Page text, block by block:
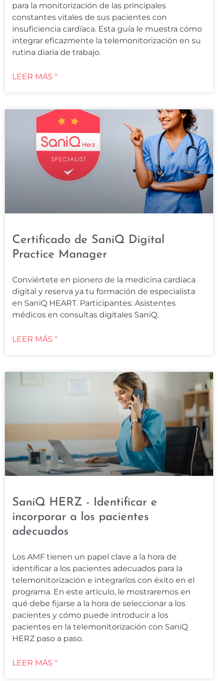
para la monitorización de las principales
constantes vitales de sus pacientes con
insuficiencia cardíaca. Esta guía le muestra cómo
integrar eficazmente la telemonitorización en su
rutina diaria de trabajo.
LEER MÁS "
Certificado de SaniQ Digital
Practice Manager
Conviértete en pionero de la medicina cardiaca
digital y reserva ya tu formación de especialista
en SaniQ HEART. Participantes: Asistentes
médicos en consultas digitales SaniQ.
LEER MÁS "
SaniQ HERZ - Identificar e
incorporar a los pacientes
adecuados
Los AMF tienen un papel clave a la hora de
identificar a los pacientes adecuados para la
telemonitorización e integrarlos con éxito en el
programa. En este artículo, le mostraremos en
qué debe fijarse a la hora de seleccionar a los
pacientes y cómo puede introducir a los
pacientes en la telemonitorización con SaniQ
HERZ paso a paso.
LEER MÁS "